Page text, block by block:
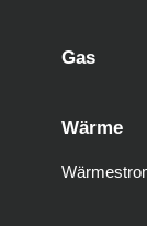
Gas
Wärme